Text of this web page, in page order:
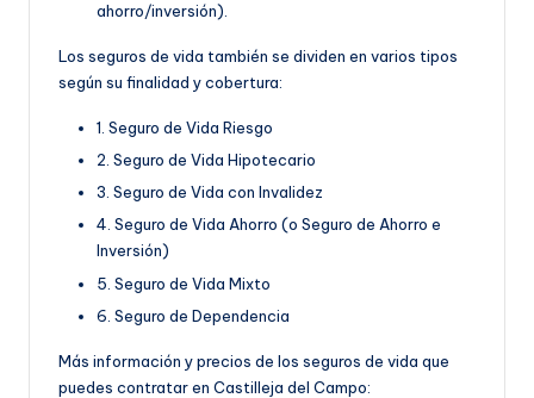
ahorro/inversión).
Los seguros de vida también se dividen en varios tipos
según su finalidad y cobertura:
1. Seguro de Vida Riesgo
2. Seguro de Vida Hipotecario
3. Seguro de Vida con Invalidez
4. Seguro de Vida Ahorro (o Seguro de Ahorro e
Inversión)
5. Seguro de Vida Mixto
6. Seguro de Dependencia
Más información y precios de los seguros de vida que
puedes contratar en Castilleja del Campo: